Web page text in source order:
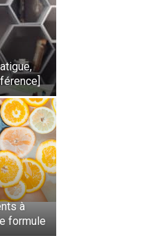
à
formule